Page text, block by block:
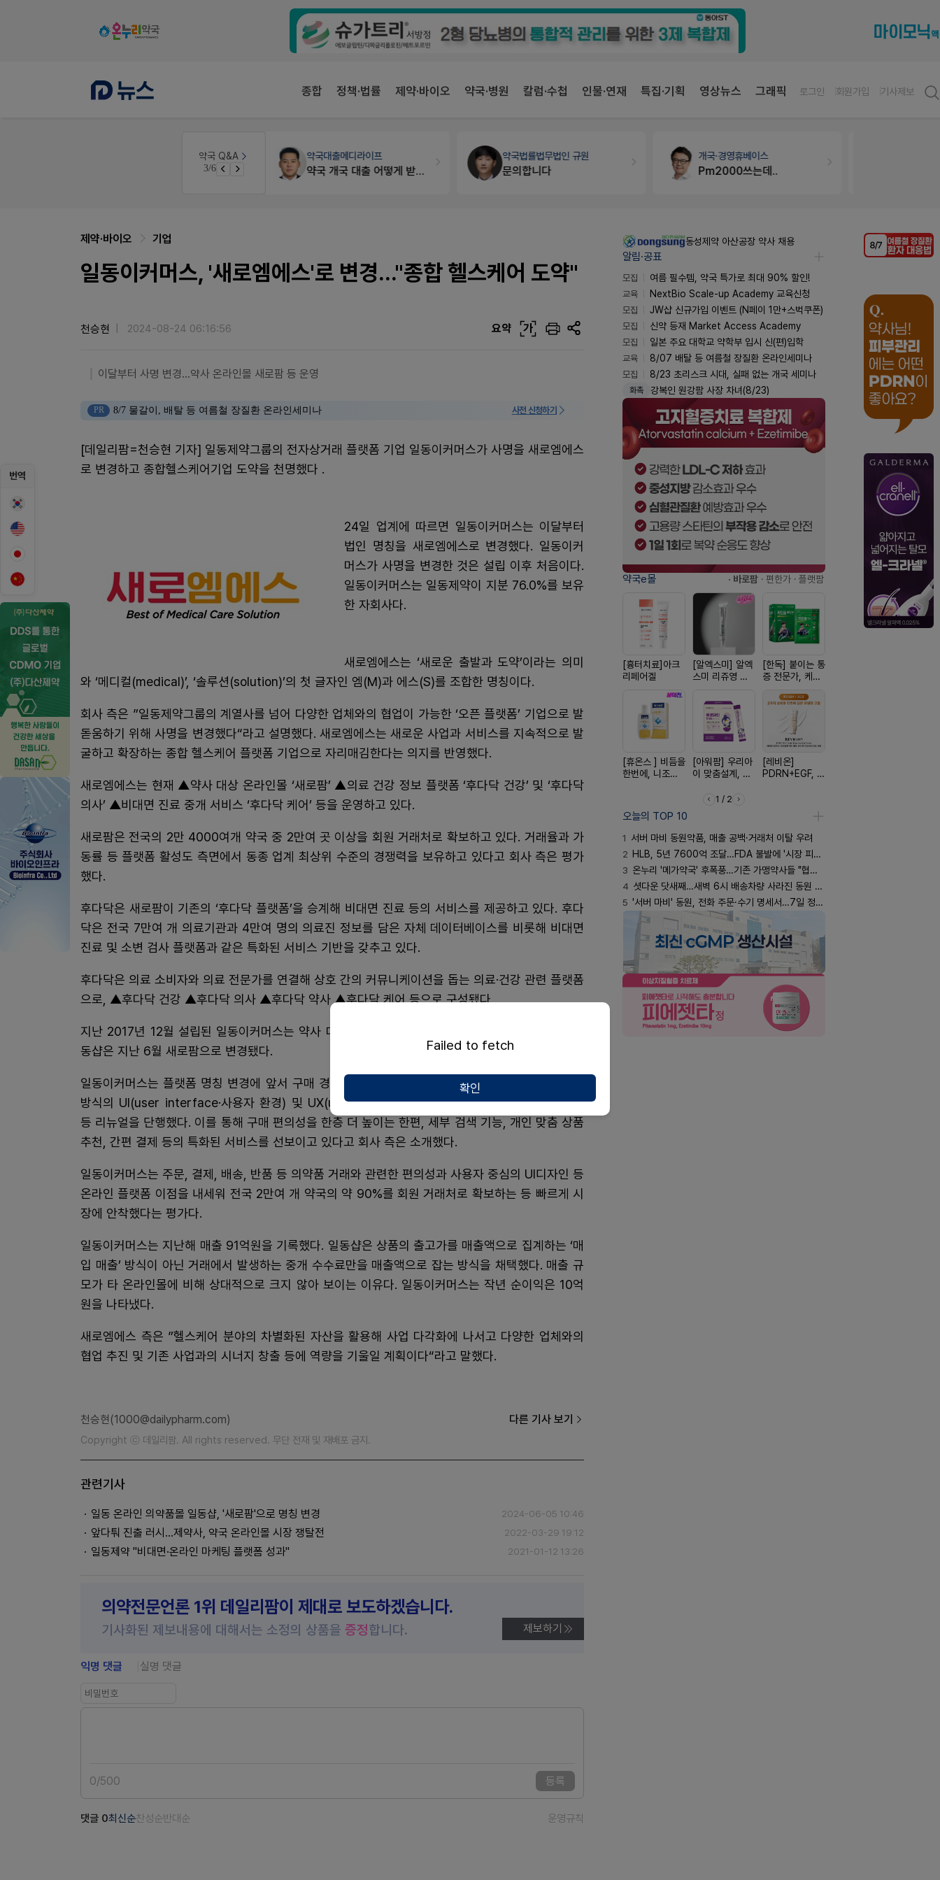
종합 정책·법률 제약·바이오 약국·병원 칼럼·수첩 인물·연재 특집·기획 영상뉴스 그래픽 로그인 회원가입 기사제보
약국 Q&A
3/6
경단녀요건중 근로스득원천징수액
약국대출메디라이프
약국 개국 대출 어떻게 받아야할지 어렵습니다
약국법률법무법인 규원
문의합니다
개국·경영휴베이스
Pm2000쓰는데..
번역
제약·바이오 기업
일동이커머스, '새로엠에스'로 변경..."종합 헬스케어 도약"
천승현 2024-08-24 06:16:56 요약 가
이달부터 사명 변경...약사 온라인몰 새로팜 등 운영
PR 8/7 물갈이, 배탈 등 여름철 장질환 온라인세미나 사전 신청하기
[데일리팜=천승현 기자] 일동제약그룹의 전자상거래 플랫폼 기업 일동이커머스가 사명을 새로엠에스
로 변경하고 종합헬스케어기업 도약을 천명했다 .
24일 업계에 따르면 일동이커머스는 이달부터
법인 명칭을 새로엠에스로 변경했다. 일동이커
머스가 사명을 변경한 것은 설립 이후 처음이다.
일동이커머스는 일동제약이 지분 76.0%를 보유
한 자회사다.
새로엠에스는 ‘새로운 출발과 도약’이라는 의미
와 ‘메디컬(medical)’, ‘솔루션(solution)’의 첫 글자인 엠(M)과 에스(S)를 조합한 명칭이다.
회사 측은 ”일동제약그룹의 계열사를 넘어 다양한 업체와의 협업이 가능한 ‘오픈 플랫폼’ 기업으로 발
돋움하기 위해 사명을 변경했다“라고 설명했다. 새로엠에스는 새로운 사업과 서비스를 지속적으로 발
굴하고 확장하는 종합 헬스케어 플랫폼 기업으로 자리매김한다는 의지를 반영했다.
새로엠에스는 현재 ▲약사 대상 온라인몰 ‘새로팜’ ▲의료 건강 정보 플랫폼 ‘후다닥 건강’ 및 ‘후다닥
의사’ ▲비대면 진료 중개 서비스 ‘후다닥 케어’ 등을 운영하고 있다.
새로팜은 전국의 2만 4000여개 약국 중 2만여 곳 이상을 회원 거래처로 확보하고 있다. 거래율과 가
동률 등 플랫폼 활성도 측면에서 동종 업계 최상위 수준의 경쟁력을 보유하고 있다고 회사 측은 평가
했다.
후다닥은 새로팜이 기존의 ‘후다닥 플랫폼’을 승계해 비대면 진료 등의 서비스를 제공하고 있다. 후다
닥은 전국 7만여 개 의료기관과 4만여 명의 의료진 정보를 담은 자체 데이터베이스를 비롯해 비대면
진료 및 소변 검사 플랫폼과 같은 특화된 서비스 기반을 갖추고 있다.
후다닥은 의료 소비자와 의료 전문가를 연결해 상호 간의 커뮤니케이션을 돕는 의료·건강 관련 플랫폼
으로, ▲후다닥 건강 ▲후다닥 의사 ▲후다닥 약사 ▲후다닥 케어 등으로 구성됐다.
지난 2017년 12월 설립된 일동이커머스는 약사 대상 B2B 온라인 의약품몰 ‘일동샵'을 운영했다. 일
동샵은 지난 6월 새로팜으로 변경됐다.
일동이커머스는 플랫폼 명칭 변경에 앞서 구매 경험 등 사용자 의견을 토대로 보다 직관적이고 쉬운
방식의 UI(user interface·사용자 환경) 및 UX(user experience·사용자 경험)로 업그레이드하는
등 리뉴얼을 단행했다. 이를 통해 구매 편의성을 한층 더 높이는 한편, 세부 검색 기능, 개인 맞춤 상품
추천, 간편 결제 등의 특화된 서비스를 선보이고 있다고 회사 측은 소개했다.
일동이커머스는 주문, 결제, 배송, 반품 등 의약품 거래와 관련한 편의성과 사용자 중심의 UI디자인 등
온라인 플랫폼 이점을 내세워 전국 2만여 개 약국의 약 90%를 회원 거래처로 확보하는 등 빠르게 시
장에 안착했다는 평가다.
일동이커머스는 지난해 매출 91억원을 기록했다. 일동샵은 상품의 출고가를 매출액으로 집계하는 ‘매
입 매출’ 방식이 아닌 거래에서 발생하는 중개 수수료만을 매출액으로 잡는 방식을 채택했다. 매출 규
모가 타 온라인몰에 비해 상대적으로 크지 않아 보이는 이유다. 일동이커머스는 작년 순이익은 10억
원을 나타냈다.
새로엠에스 측은 ”헬스케어 분야의 차별화된 자산을 활용해 사업 다각화에 나서고 다양한 업체와의
협업 추진 및 기존 사업과의 시너지 창출 등에 역량을 기울일 계획이다“라고 말했다.
천승현(1000@dailypharm.com) 다른 기사 보기
Copyright ⓒ 데일리팜. All rights reserved. 무단 전재 및 재배포 금지.
관련기사
일동 온라인 의약품몰 일동샵, '새로팜'으로 명칭 변경 2024-06-05 10:46
앞다퉈 진출 러시...제약사, 약국 온라인몰 시장 쟁탈전 2022-03-29 19:12
일동제약 "비대면·온라인 마케팅 플랫폼 성과" 2021-01-12 13:26
의약전문언론 1위 데일리팜이 제대로 보도하겠습니다.
기사화된 제보내용에 대해서는 소정의 상품을 증정합니다. 제보하기
익명 댓글 실명 댓글
0/500 등록
댓글 0최신순찬성순반대순 운영규칙
동성제약 아산공장 약사 채용
알림·공표
모집
여름 필수템, 약국 특가로 최대 90% 할인!
교육
NextBio Scale-up Academy 교육신청
모집
JW샵 신규가입 이벤트 (N페이 1만+스벅쿠폰)
모집
신약 등재 Market Access Academy
모집
일본 주요 대학교 약학부 입시 신(편)입학
교육
8/07 배탈 등 여름철 장질환 온라인세미나
모집
8/23 초리스크 시대, 실패 없는 개국 세미나
화촉 강복인 원강팜 사장 차녀(8/23)
약국e몰 · 바로팜 · 편한가 · 플랫팜
[흉터치료]아크
리페어겔
[알엑스미] 알엑
스미 리쥬영 울
10000 딥리페
어 크림
[한독] 붙이는 통
증 전문가, 케토
스타(쿨) 40매
[휴온스 ] 비듬을
한번에, 니조랄
[아워팜] 우리아
이 맞춤설계, 바
더베리맛
[레비온]
PDRN+EGF, 레
1 / 2
오늘의 TOP 10
1 서버 마비 동원약품, 매출 공백·거래처 이탈 우려
2 HLB, 5년 7600억 조달…FDA 불발에 '시장 피로감'
3 온누리 '메가약국' 후폭풍…기존 가맹약사들 "협의체 만들자"
4 셧다운 닷새째…새벽 6시 배송차량 사라진 동원 물류센터
5 '서버 마비' 동원, 전화 주문·수기 명세서…7일 정상화 되나
Failed to fetch
확인